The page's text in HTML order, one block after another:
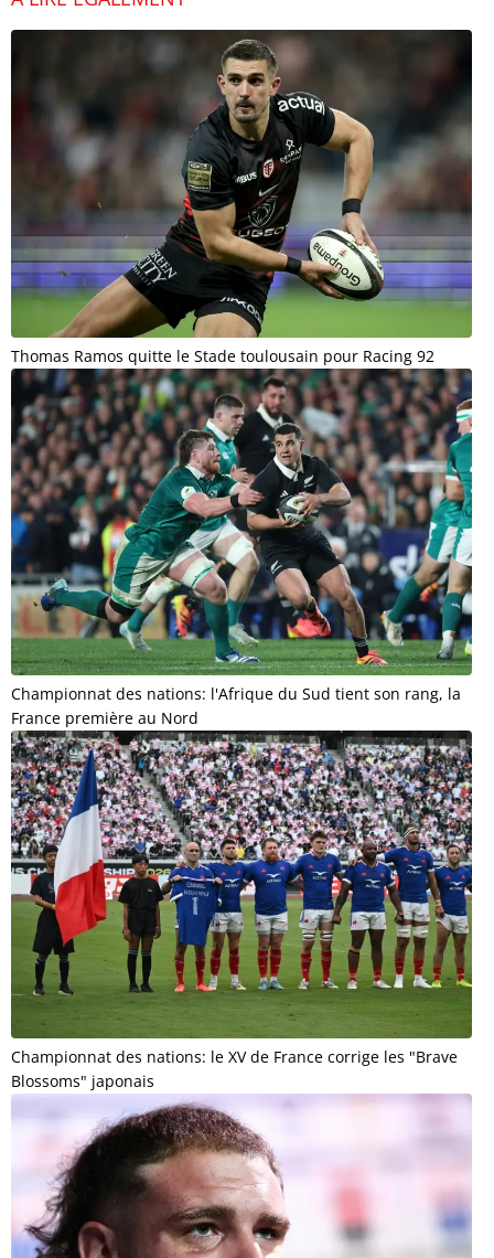
Thomas Ramos quitte le Stade toulousain pour Racing 92
Championnat des nations: l'Afrique du Sud tient son rang, la
France première au Nord
Championnat des nations: le XV de France corrige les "Brave
Blossoms" japonais